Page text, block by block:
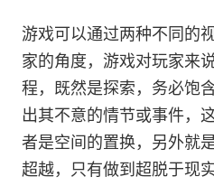
游戏可以通过两种不同的
家的角度，游戏对玩家来
程，既然是探索，务必饱
出其不意的情节或事件，
者是空间的置换，另外就
超越，只有做到超脱于现